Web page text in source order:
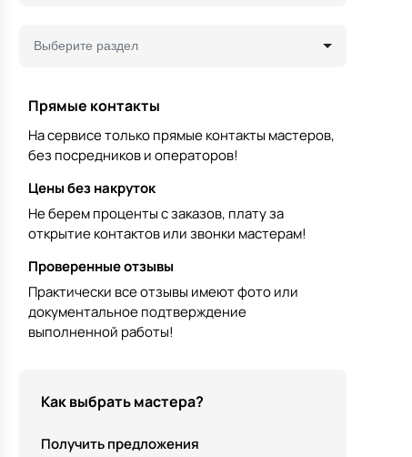
Выберите раздел
Прямые контакты
На сервисе только прямые контакты мастеров,
без посредников и операторов!
Цены без накруток
Не берем проценты с заказов, плату за
открытие контактов или звонки мастерам!
Проверенные отзывы
Практически все отзывы имеют фото или
документальное подтверждение
выполненной работы!
Как выбрать мастера?
Получить предложения